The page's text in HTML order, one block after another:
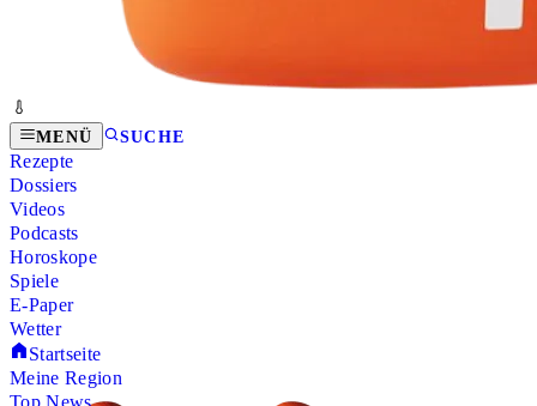
MENÜ SUCHE
Rezepte
Dossiers
Videos
Podcasts
Horoskope
Spiele
E-Paper
Wetter
Startseite
Meine Region